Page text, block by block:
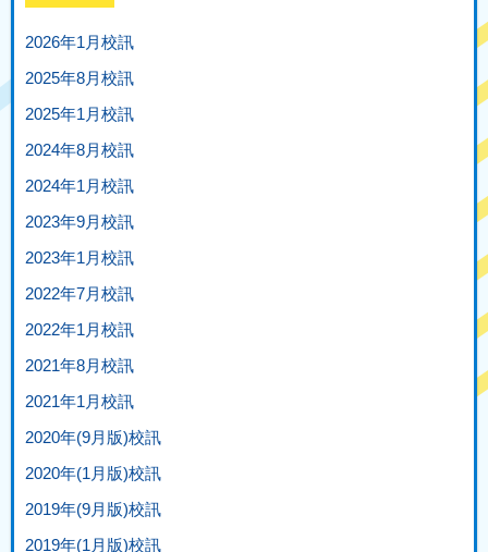
2026年1月校訊
2025年8月校訊
2025年1月校訊
2024年8月校訊
2024年1月校訊
2023年9月校訊
2023年1月校訊
2022年7月校訊
2022年1月校訊
2021年8月校訊
2021年1月校訊
2020年(9月版)校訊
2020年(1月版)校訊
2019年(9月版)校訊
2019年(1月版)校訊